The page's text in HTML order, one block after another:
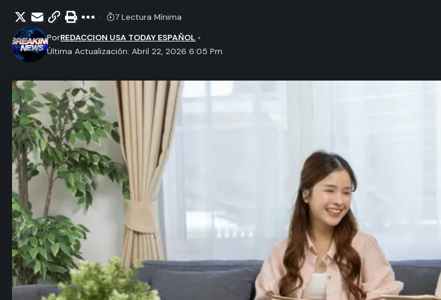
Última Actualización: Abril 22, 2026 6:05 Pm
PorREDACCION USA TODAY ESPAÑOL
7 Lectura Mínima